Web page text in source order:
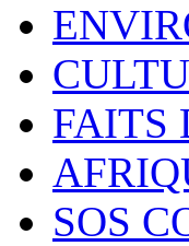
FAITS
SOS